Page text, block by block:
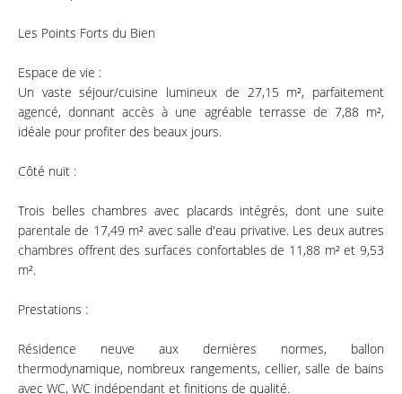
Les Points Forts du Bien
Espace de vie :
Un vaste séjour/cuisine lumineux de 27,15 m², parfaitement
agencé, donnant accès à une agréable terrasse de 7,88 m²,
idéale pour profiter des beaux jours.
Côté nuit :
Trois belles chambres avec placards intégrés, dont une suite
parentale de 17,49 m² avec salle d'eau privative. Les deux autres
chambres offrent des surfaces confortables de 11,88 m² et 9,53
m².
Prestations :
Résidence neuve aux dernières normes, ballon
thermodynamique, nombreux rangements, cellier, salle de bains
avec WC, WC indépendant et finitions de qualité.